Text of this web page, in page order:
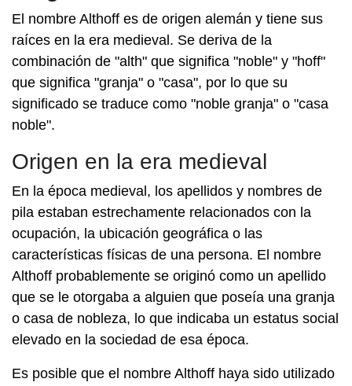
El nombre Althoff es de origen alemán y tiene sus
raíces en la era medieval. Se deriva de la
combinación de "alth" que significa "noble" y "hoff"
que significa "granja" o "casa", por lo que su
significado se traduce como "noble granja" o "casa
noble".
Origen en la era medieval
En la época medieval, los apellidos y nombres de
pila estaban estrechamente relacionados con la
ocupación, la ubicación geográfica o las
características físicas de una persona. El nombre
Althoff probablemente se originó como un apellido
que se le otorgaba a alguien que poseía una granja
o casa de nobleza, lo que indicaba un estatus social
elevado en la sociedad de esa época.
Es posible que el nombre Althoff haya sido utilizado